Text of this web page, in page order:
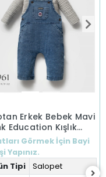
Erkek Bebek Mavi
Education Kışlık
(3-12 Ay)
Görmek İçin Bayi
Yapınız.
Tipi
Salopet